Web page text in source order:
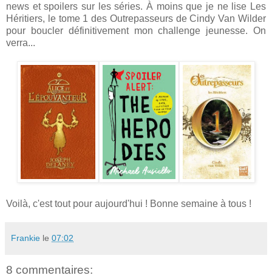
news et spoilers sur les séries. À moins que je ne lise Les
Héritiers, le tome 1 des Outrepasseurs de Cindy Van Wilder
pour boucler définitivement mon challenge jeunesse. On
verra...
Voilà, c'est tout pour aujourd'hui ! Bonne semaine à tous !
Frankie le 07:02
8 commentaires: